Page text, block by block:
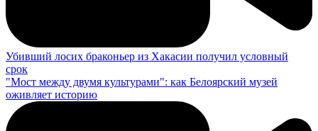
Убивший лосих браконьер из Хакасии получил условный
срок
"Мост между двумя культурами": как Белоярский музей
оживляет историю